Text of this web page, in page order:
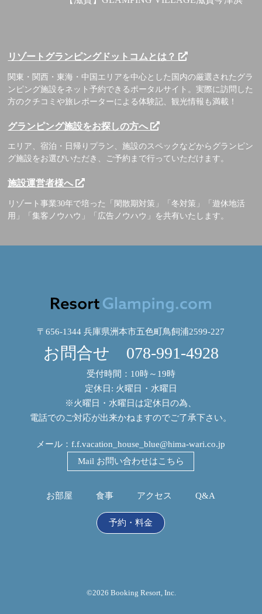
リゾートグランピングドットコムとは？
関東・関西・東海・中国エリアを中心とした国内の厳選されたグラ
ンピング施設をネット予約できるポータルサイト。実際に訪問した
方のクチコミや旅レポーターによる体験記、観光情報も満載！
グランピング施設をお探しの方へ
エリア、宿泊・日帰りプラン、施設のスペックなどからグランピン
グ施設をお選びいただき、ご予約まで行っていただけます。
施設運営者様へ
リゾート事業30年で培った「閑散期対策」「冬対策」「遊休地活
用」「集客ノウハウ」「広告ノウハウ」を共有いたします。
〒656-1344 兵庫県洲本市五色町鳥飼浦2599-227
お問合せ 078-991-4928
受付時間：10時～19時
定休日: 火曜日・水曜日
※火曜日・水曜日は定休日の為、
電話でのご対応が出来かねますのでご了承下さい。
メール：f.f.vacation_house_blue@hima-wari.co.jp
Mail お問い合わせはこちら
お部屋 食事 アクセス Q&A
予約・料金
©2026 Booking Resort, Inc.